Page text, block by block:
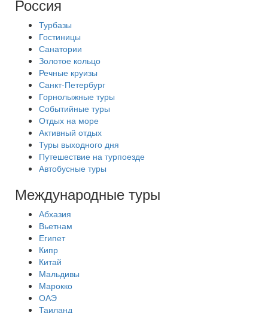
Россия
Турбазы
Гостиницы
Санатории
Золотое кольцо
Речные круизы
Санкт-Петербург
Горнолыжные туры
Событийные туры
Отдых на море
Активный отдых
Туры выходного дня
Путешествие на турпоезде
Автобусные туры
Международные туры
Абхазия
Вьетнам
Египет
Кипр
Китай
Мальдивы
Марокко
ОАЭ
Таиланд